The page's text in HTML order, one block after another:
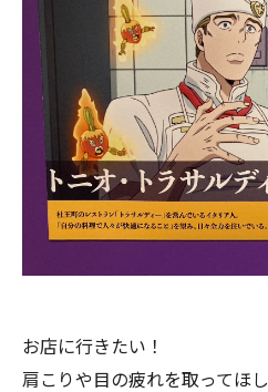
お店に行きたい！
肩こりや目の疲れを取ってほし